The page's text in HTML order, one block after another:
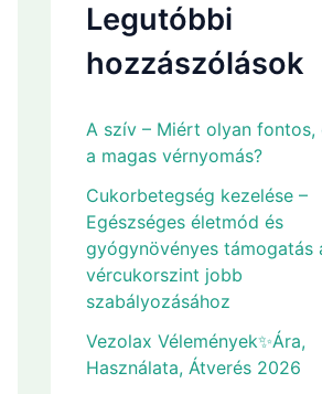
o
r
:
Legutóbbi
hozzászólások
A szív – Miért olyan fontos,
a magas vérnyomás?
Cukorbetegség kezelése –
Egészséges életmód és
gyógynövényes támogatás
vércukorszint jobb
szabályozásához
Vezolax Vélemények✨Ára,
Használata, Átverés 2026